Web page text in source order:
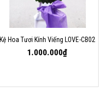
Kệ Hoa Tươi Kính Viếng LOVE-CB02
1.000.000₫